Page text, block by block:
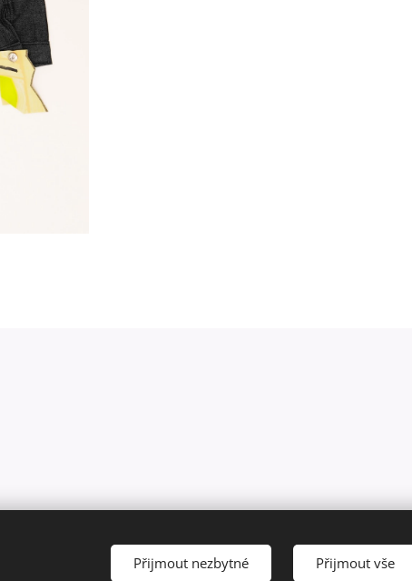
Přijmout nezbytné Přijmout vše